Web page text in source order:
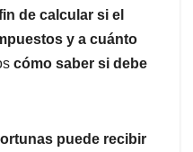
de calcular si el
y a cuánto
cómo saber si debe
puede recibir